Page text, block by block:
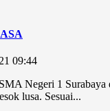
09:44
Negeri 1 Surabaya
lusa. Sesuai...